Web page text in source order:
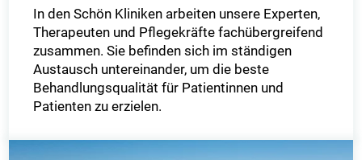
In den Schön Kliniken arbeiten unsere Experten,
Therapeuten und Pflegekräfte fachübergreifend
zusammen. Sie befinden sich im ständigen
Austausch untereinander, um die beste
Behandlungsqualität für Patientinnen und
Patienten zu erzielen.